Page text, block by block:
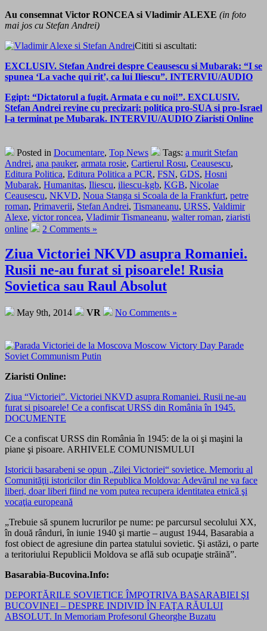
Au consemnat Victor RONCEA si Vladimir ALEXE (in foto
mai jos cu Stefan Andrei)
Cititi si ascultati:
EXCLUSIV. Stefan Andrei despre Ceausescu si Mubarak: “I se
spunea ‘La vache qui rit’, ca lui Iliescu”. INTERVIU/AUDIO
Egipt: “Dictatorul a fugit. Armata e cu noi!”. EXCLUSIV.
Stefan Andrei revine cu precizari: politica pro-SUA si pro-Israel
l-a terminat pe Mubarak. INTERVIU/AUDIO Ziaristi Online
Posted in Documentare, Top News Tags: a murit Stefan
Andrei, ana pauker, armata rosie, Cartierul Rosu, Ceausescu,
Editura Politica, Editura Politica a PCR, FSN, GDS, Hosni
Mubarak, Humanitas, Iliescu, iliescu-kgb, KGB, Nicolae
Ceausescu, NKVD, Noua Stanga si Scoala de la Frankfurt, petre
roman, Primaverii, Stefan Andrei, Tismaneanu, URSS, Valdimir
Alexe, victor roncea, Vladimir Tismaneanu, walter roman, ziaristi
online
2 Comments »
Ziua Victoriei NKVD asupra Romaniei.
Rusii ne-au furat si pisoarele! Rusia
Sovietica sau Raul Absolut
May 9th, 2014 VR No Comments »
Ziaristi Online:
Ziua “Victoriei”. Victoriei NKVD asupra Romaniei. Rusii ne-au
furat si pisoarele! Ce a confiscat URSS din România în 1945.
DOCUMENTE
Ce a confiscat URSS din România în 1945: de la oi şi maşini la
piane şi pisoare. ARHIVELE COMUNISMULUI
Istoricii basarabeni se opun „Zilei Victoriei“ sovietice. Memoriu al
Comunităţii istoricilor din Republica Moldova: Adevărul ne va face
liberi, doar liberi fiind ne vom putea recupera identitatea etnică şi
vocaţia europeană
„Trebuie să spunem lucrurilor pe nume: pe parcursul secolului XX,
în două rânduri, în iunie 1940 şi martie – august 1944, Basarabia a
fost obiect de agresiune din partea statului sovietic. Şi astăzi, o parte
a teritoriului Republicii Moldova se află sub ocupaţie străină”.
Basarabia-Bucovina.Info:
DEPORTĂRILE SOVIETICE ÎMPOTRIVA BASARABIEI ŞI
BUCOVINEI – DESPRE INDIVID ÎN FAŢA RĂULUI
ABSOLUT. In Memoriam Profesorul Gheorghe Buzatu